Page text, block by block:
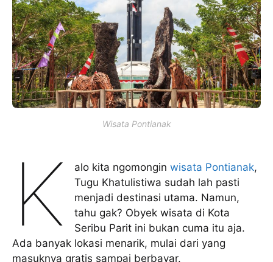
Wisata Pontianak
K alo kita ngomonginwisata Pontianak,
Tugu Khatulistiwa sudah lah pasti
menjadi destinasi utama. Namun,
tahu gak? Obyek wisata di Kota
Seribu Parit ini bukan cuma itu aja.
Ada banyak lokasi menarik, mulai dari yang
masuknya gratis sampai berbayar.